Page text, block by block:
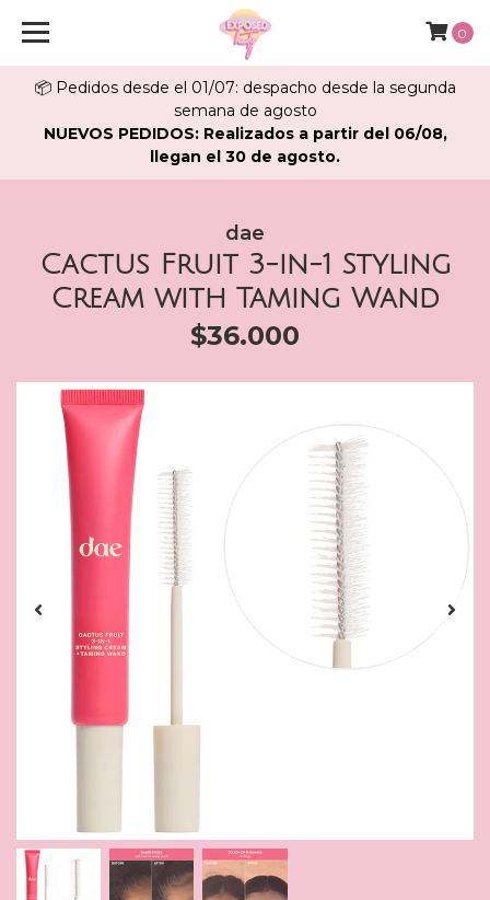
📦 Pedidos desde el 01/07: despacho desde la segunda
semana de agosto
NUEVOS PEDIDOS: Realizados a partir del 06/08,
llegan el 30 de agosto.
0
dae
Cactus Fruit 3-in-1 Styling
Cream with Taming Wand
$36.000